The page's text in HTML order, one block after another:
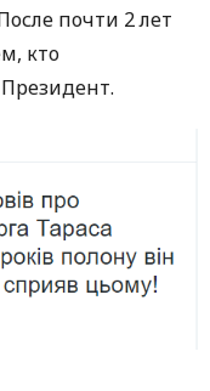
почти 2 лет
кто